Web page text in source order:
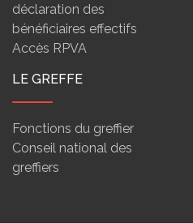
déclaration des
bénéficiaires effectifs
Accès RPVA
LE GREFFE
Fonctions du greffier
Conseil national des
greffiers